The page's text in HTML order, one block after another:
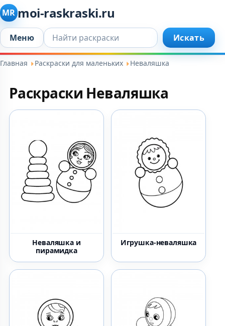
MR moi-raskraski.ru
Меню Искать... Искать
Главная Раскраски для маленьких Неваляшка
Раскраски Неваляшка
Неваляшка и
пирамидка
Игрушка-неваляшка